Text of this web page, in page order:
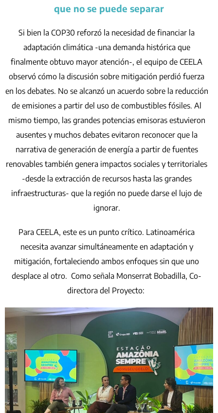
que no se puede separar
Si bien la COP30 reforzó la necesidad de financiar la
adaptación climática -una demanda histórica que
finalmente obtuvo mayor atención-, el equipo de CEELA
observó cómo la discusión sobre mitigación perdió fuerza
en los debates. No se alcanzó un acuerdo sobre la reducción
de emisiones a partir del uso de combustibles fósiles. Al
mismo tiempo, las grandes potencias emisoras estuvieron
ausentes y muchos debates evitaron reconocer que la
narrativa de generación de energía a partir de fuentes
renovables también genera impactos sociales y territoriales
-desde la extracción de recursos hasta las grandes
infraestructuras- que la región no puede darse el lujo de
ignorar.
Para CEELA, este es un punto crítico. Latinoamérica
necesita avanzar simultáneamente en adaptación y
mitigación, fortaleciendo ambos enfoques sin que uno
desplace al otro. Como señala Monserrat Bobadilla, Co-
directora del Proyecto: